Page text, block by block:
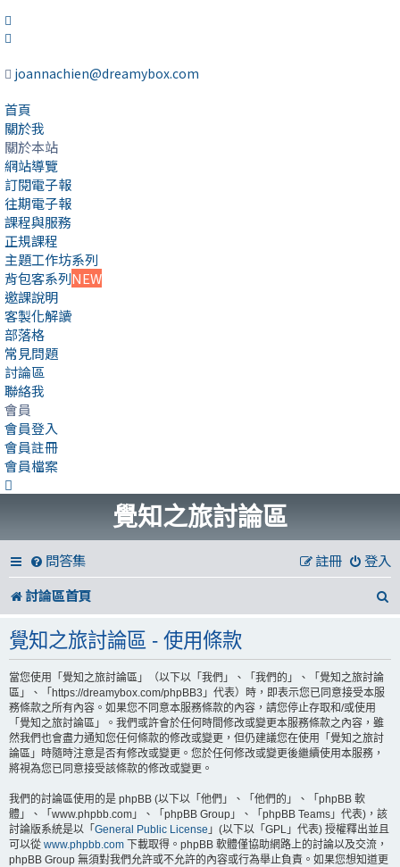
joannachien@dreamybox.com
首頁
關於我
關於本站
網站導覽
訂閱電子報
往期電子報
課程與服務
正規課程
主題工作坊系列
背包客系列NEW
邀課說明
客製化解讀
部落格
常見問題
討論區
聯絡我
會員
會員登入
會員註冊
會員檔案
覺知之旅討論區
問答集 登入
註冊
討論區首頁
覺知之旅討論區 - 使用條款
當您使用「覺知之旅討論區」（以下以「我們」、「我們的」、「覺知之旅討論
區」、「https://dreamybox.com/phpBB3」代表）時，即表示您已同意接受本服
務條款之所有內容。如果您不同意本服務條款的內容，請您停止存取和/或使用
「覺知之旅討論區」。我們或許會於任何時間修改或變更本服務條款之內容，雖
然我們也會盡力通知您任何條款的修改或變更，但仍建議您在使用「覺知之旅討
論區」時隨時注意是否有修改或變更。您於任何修改或變更後繼續使用本服務，
將視為您已同意接受該條款的修改或變更。
我們的討論區使用的是 phpBB (以下以「他們」、「他們的」、「phpBB 軟
體」、「www.phpbb.com」、「phpBB Group」、「phpBB Teams」代表)，該
討論版系統是以「 General Public License 」(以下以「GPL」代表) 授權釋出並且
可以從 www.phpbb.com 下載取得。phpBB 軟體僅協助網路上的討論以及交流，
phpBB Group 無須對我們允許或不允許的內容或行為舉止負責。如果您想知道更